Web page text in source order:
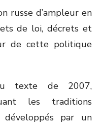
russe d’ampleur en
de loi, décrets et
de cette politique
texte de 2007,
les traditions
par un